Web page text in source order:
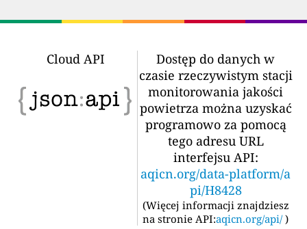
Cloud API
Dostęp do danych w
czasie rzeczywistym stacji
monitorowania jakości
powietrza można uzyskać
programowo za pomocą
tego adresu URL
interfejsu API:
aqicn.org/data-platform/a
pi/H8428
(Więcej informacji znajdziesz
na stronie API:aqicn.org/api/ )